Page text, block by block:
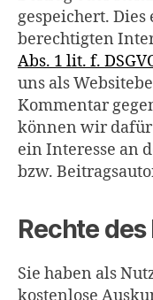
gespeichert.
berechtigten
Abs. 1 lit. f.
uns als
Kommentar
können wir
ein Interesse an
bzw.
Rechte
Sie haben als